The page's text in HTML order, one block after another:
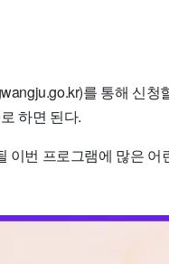
를 통해 신청
하면 된다.
이번 프로그램에 많은 어